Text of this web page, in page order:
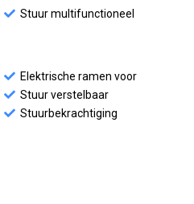
Stuur multifunctioneel
Elektrische ramen voor
Stuur verstelbaar
Stuurbekrachtiging